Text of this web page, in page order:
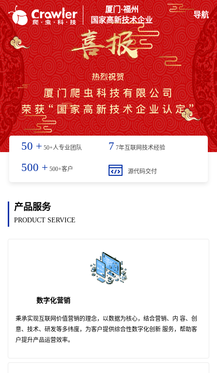
厦门·福州
国家高新技术企业
导航
50 + 50+人专业团队 7 7年互联网技术经验
500 + 500+客户 源代码交付
产品服务
PRODUCT SERVICE
数字化营销
秉承实现互联网价值营销的理念，以数据为核心，结合营销、内 容、创
意、技术、研发等多纬度，为客户提供综合性数字化创新 服务，帮助客
户提升产品运营效率。